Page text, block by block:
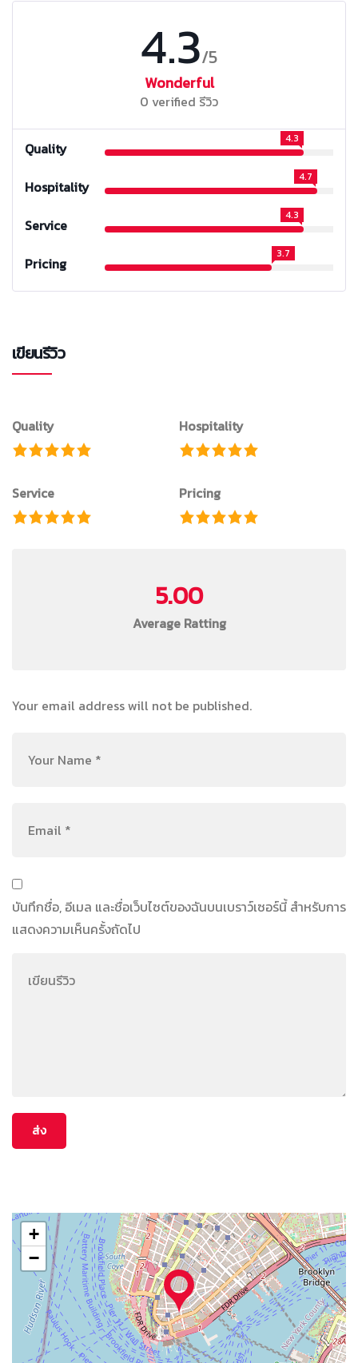
4.3/5
Wonderful
0 verified รีวิว
Quality
4.3
Hospitality
4.7
Service
4.3
Pricing
3.7
เขียนรีวิว
Quality Hospitality
Service Pricing
5.00
Average Ratting
Your email address will not be published.
บันทึกชื่อ, อีเมล และชื่อเว็บไซต์ของฉันบนเบราว์เซอร์นี้ สำหรับการ
แสดงความเห็นครั้งถัดไป
+
−